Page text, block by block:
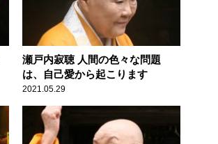
瀬戸内寂聴 人間の色々な問題
は、自己愛から起こります
2021.05.29